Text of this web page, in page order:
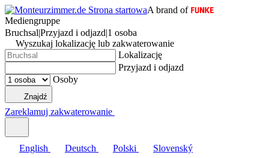
A brand of
Mediengruppe
Bruchsal|Przyjazd i odjazd|1 osoba
Wyszukaj lokalizację lub zakwaterowanie
Lokalizację
Przyjazd i odjazd
Osoby
Znajdź
Zareklamuj zakwaterowanie
English Deutsch Polski Slovenský